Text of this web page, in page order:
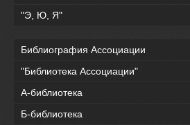
"Э, Ю, Я"
Библиография Ассоциации
"Библиотека Ассоциации"
А-библиотека
Б-библиотека